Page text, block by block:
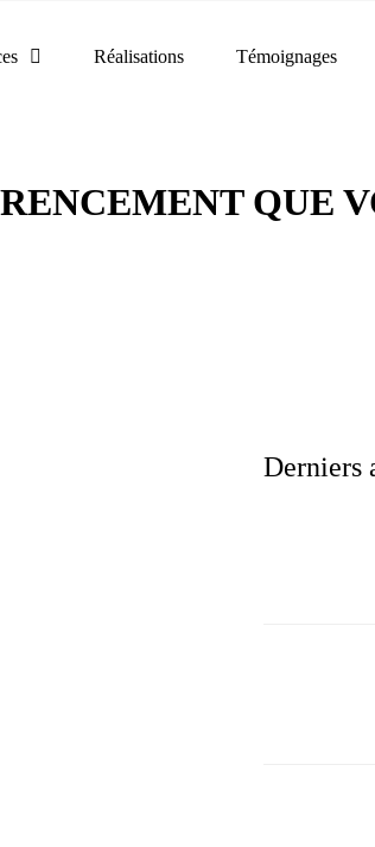
Réalisations Témoignages
QUE
Derniers